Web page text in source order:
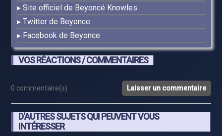
Site officiel de Beyoncé Knowles
Twitter de Beyonce
Facebook de Beyonce
VOS RÉACTIONS / COMMENTAIRES
0 commentaire(s) Laisser un commentaire
D'AUTRES SUJETS QUI PEUVENT VOUS
INTÉRESSER